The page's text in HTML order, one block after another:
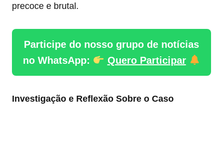
precoce e brutal.
Participe do nosso grupo de notícias
no WhatsApp:
Quero Participar
Investigação e Reflexão Sobre o Caso